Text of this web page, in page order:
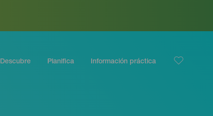
Descubre Planifica Información práctica